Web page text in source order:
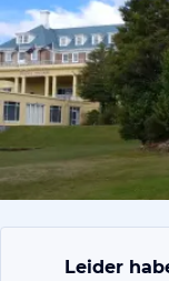
Leider